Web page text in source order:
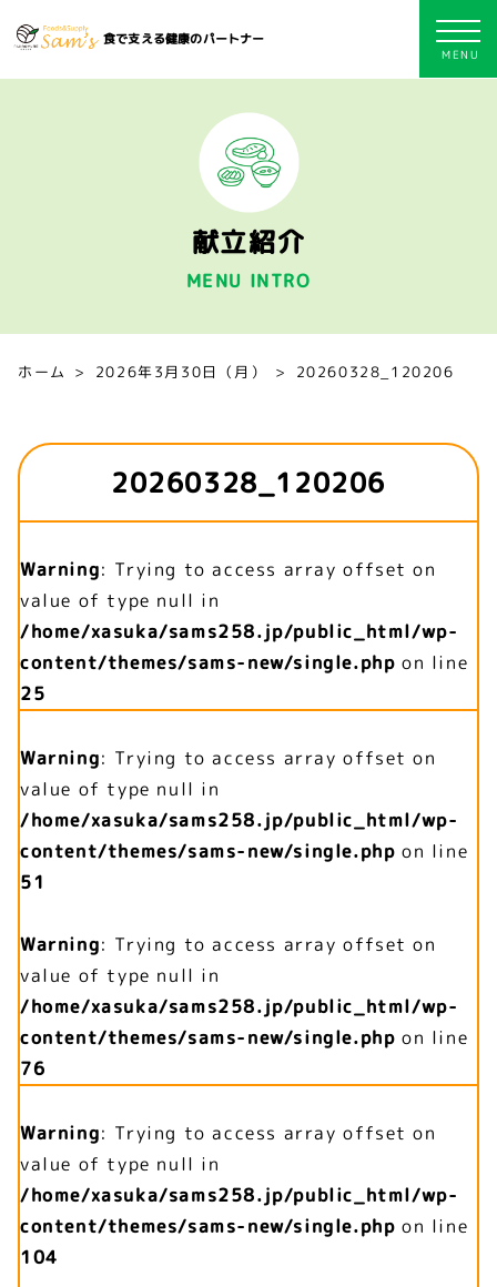
食で支える健康のパートナー
献立紹介
MENU INTRO
ホーム 2026年3月30日（月） 20260328_120206
20260328_120206
Warning: Trying to access array offset on
value of type null in
/home/xasuka/sams258.jp/public_html/wp-
content/themes/sams-new/single.php on line
25
Warning: Trying to access array offset on
value of type null in
/home/xasuka/sams258.jp/public_html/wp-
content/themes/sams-new/single.php on line
51
Warning: Trying to access array offset on
value of type null in
/home/xasuka/sams258.jp/public_html/wp-
content/themes/sams-new/single.php on line
76
Warning: Trying to access array offset on
value of type null in
/home/xasuka/sams258.jp/public_html/wp-
content/themes/sams-new/single.php on line
104